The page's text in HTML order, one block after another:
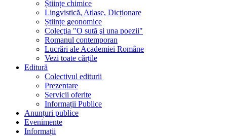
Științe chimice
Lingvistică, Atlase, Dicționare
Științe geonomice
Colecţia "O sută şi una poezii"
Romanul contemporan
Lucrări ale Academiei Române
Vezi toate cărțile
Editură
Colectivul editurii
Prezentare
Servicii oferite
Informații Publice
Anunțuri publice
Evenimente
Informații